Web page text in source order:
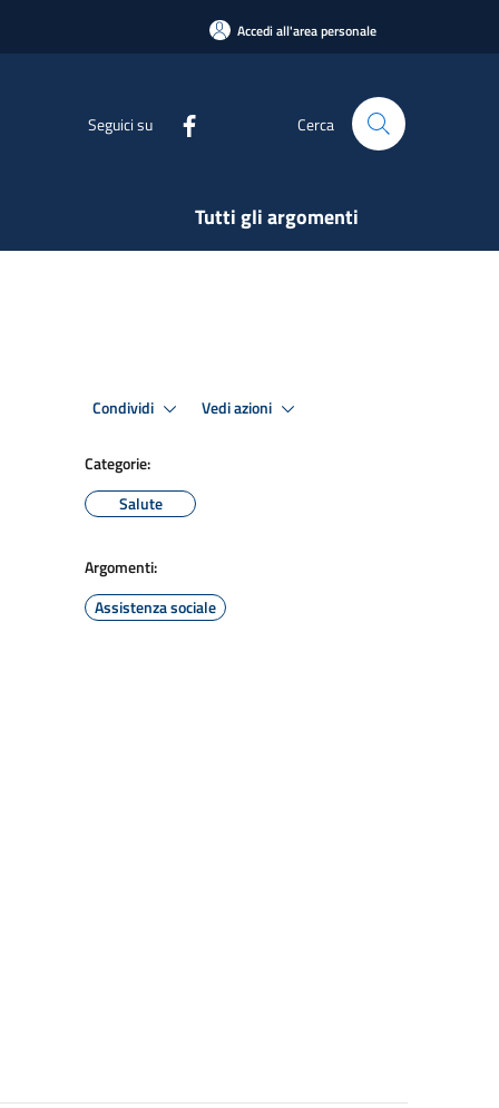
Accedi all'area personale
Seguici su Cerca
Tutti gli argomenti
Condividi Vedi azioni
Categorie:
Salute
Argomenti:
Assistenza sociale